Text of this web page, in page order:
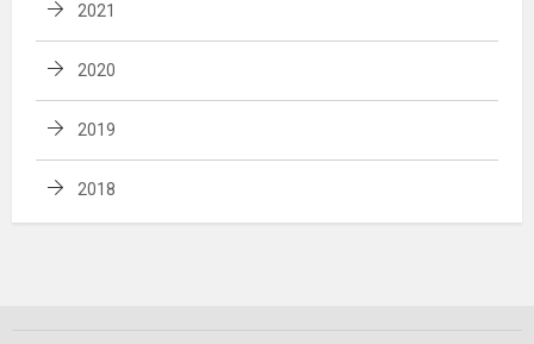
2021
2020
2019
2018